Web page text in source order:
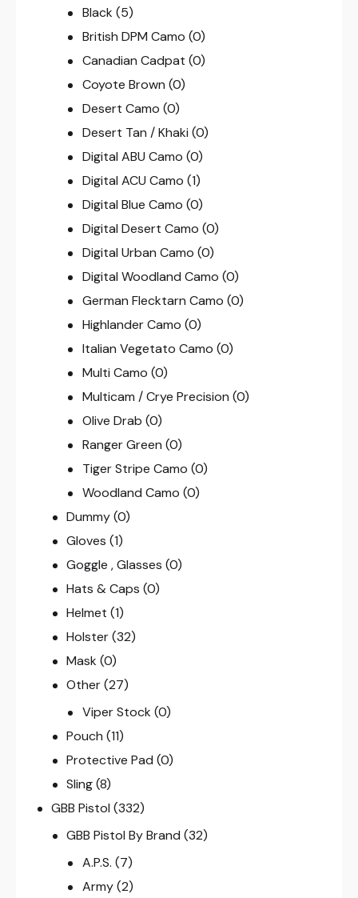
Black (5)
British DPM Camo (0)
Canadian Cadpat (0)
Coyote Brown (0)
Desert Camo (0)
Desert Tan / Khaki (0)
Digital ABU Camo (0)
Digital ACU Camo (1)
Digital Blue Camo (0)
Digital Desert Camo (0)
Digital Urban Camo (0)
Digital Woodland Camo (0)
German Flecktarn Camo (0)
Highlander Camo (0)
Italian Vegetato Camo (0)
Multi Camo (0)
Multicam / Crye Precision (0)
Olive Drab (0)
Ranger Green (0)
Tiger Stripe Camo (0)
Woodland Camo (0)
Dummy (0)
Gloves (1)
Goggle , Glasses (0)
Hats & Caps (0)
Helmet (1)
Holster (32)
Mask (0)
Other (27)
Viper Stock (0)
Pouch (11)
Protective Pad (0)
Sling (8)
GBB Pistol (332)
GBB Pistol By Brand (32)
A.P.S. (7)
Army (2)